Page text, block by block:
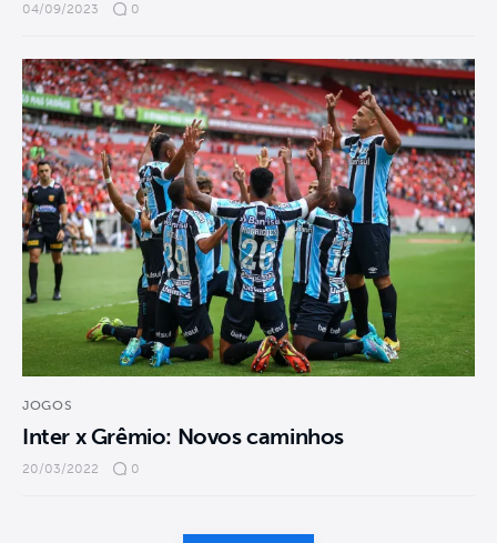
04/09/2023 0
JOGOS
Inter x Grêmio: Novos caminhos
20/03/2022 0